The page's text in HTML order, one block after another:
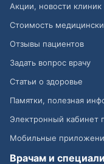
Акции, новости клиник
Стоимость
Отзывы пациентов
Задать вопрос врачу
Статьи о здоровье
Памятки, полезная
Электронный кабинет
Мобильные
Врачам и